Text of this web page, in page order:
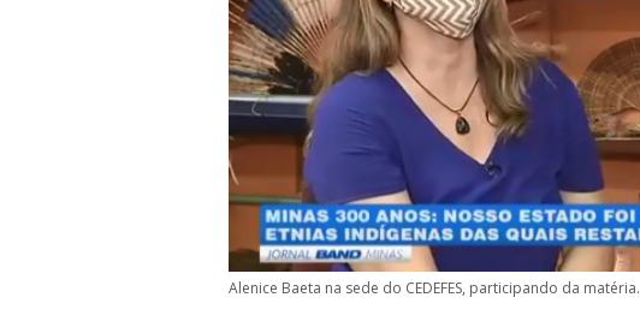
Alenice Baeta na sede do CEDEFES, participando da matéria.